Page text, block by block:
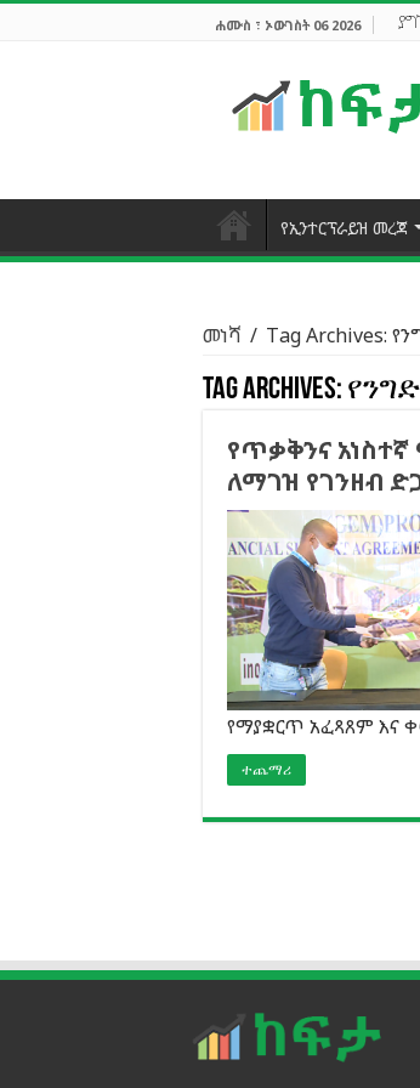
ሐሙስ ፣ ኦውገስት 06 2026
የኢንተርፕራይዝ መረጃ
መነሻ / Tag Archives:
Tag Archives:
የጥቃቅንና
ለማገዝ የገንዘብ
የማያቋርጥ አፈጻጸም እና
ተጨማሪ